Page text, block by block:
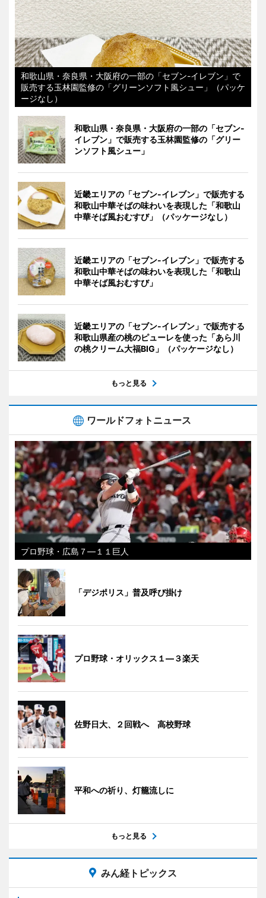
和歌山県・奈良県・大阪府の一部の「セブン-イレブン」で
販売する玉林園監修の「グリーンソフト風シュー」（パッケ
ージなし）
和歌山県・奈良県・大阪府の一部の「セブン-
イレブン」で販売する玉林園監修の「グリー
ンソフト風シュー」
近畿エリアの「セブン-イレブン」で販売する
和歌山中華そばの味わいを表現した「和歌山
中華そば風おむすび」（パッケージなし）
近畿エリアの「セブン-イレブン」で販売する
和歌山中華そばの味わいを表現した「和歌山
中華そば風おむすび」
近畿エリアの「セブン-イレブン」で販売する
和歌山県産の桃のピューレを使った「あら川
の桃クリーム大福BIG」（パッケージなし）
もっと見る
ワールドフォトニュース
プロ野球・広島７―１１巨人
「デジポリス」普及呼び掛け
プロ野球・オリックス１―３楽天
佐野日大、２回戦へ 高校野球
平和への祈り、灯籠流しに
もっと見る
みん経トピックス